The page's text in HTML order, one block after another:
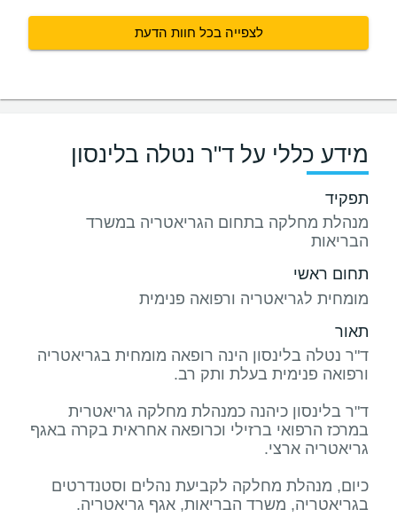
לצפייה בכל חוות הדעת
מידע כללי על ד"ר נטלה בלינסון
תפקיד
מנהלת מחלקה בתחום הגריאטריה במשרד
הבריאות
תחום ראשי
מומחית לגריאטריה ורפואה פנימית
תאור
ד"ר נטלה בלינסון הינה רופאה מומחית בגריאטריה
ד"ר בלינסון כיהנה כמנהלת מחלקה גריאטרית
במרכז הרפואי ברזילי וכרופאה אחראית בקרה באגף
כיום, מנהלת מחלקה לקביעת נהלים וסטנדרטים
בגריאטריה, משרד הבריאות, אגף גריאטריה.